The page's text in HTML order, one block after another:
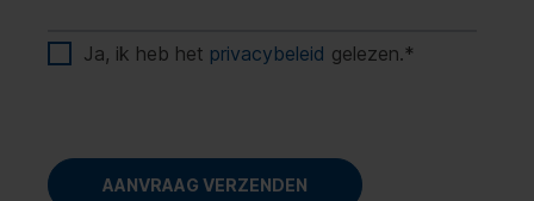
Ja, ik heb het privacybeleid gelezen.*